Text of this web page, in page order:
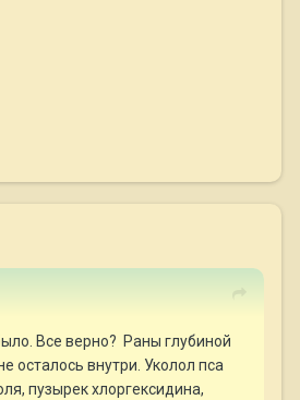
Все верно? Раны глубиной
осталось внутри. Уколол пса
пузырек хлоргексидина,